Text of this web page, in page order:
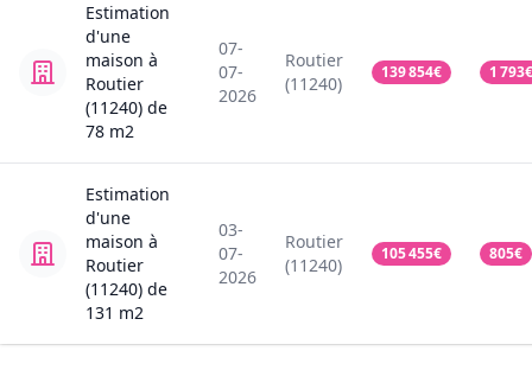
Estimation
d'une
maison à
Routier
(11240) de
78 m2
07-
07-
2026
Routier
(11240)
139 854€ 1 793€
Estimation
d'une
maison à
Routier
(11240) de
131 m2
03-
07-
2026
Routier
(11240)
105 455€ 805€